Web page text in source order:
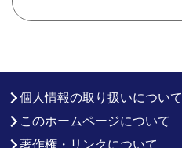
個人情報の取り扱いについて
このホームページについて
著作権・リンクについて